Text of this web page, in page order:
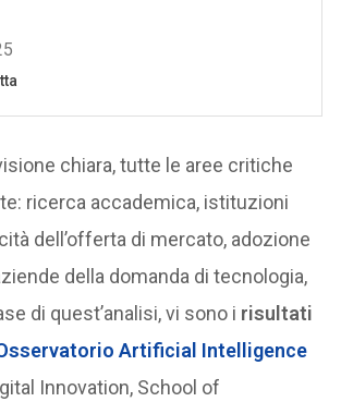
chiara, tutte le aree critiche
ricerca accademica, istituzioni
dell’offerta di mercato, adozione
della domanda di tecnologia,
di quest’analisi, vi sono i risultati
Artificial Intelligence
Innovation, School of